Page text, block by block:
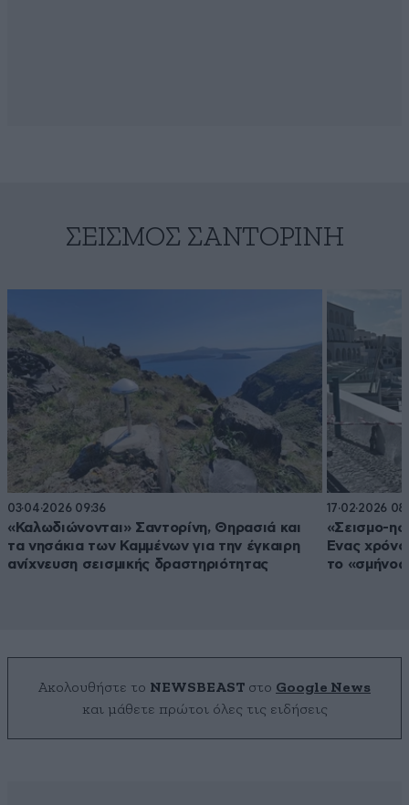
ΣΕΙΣΜΌΣ ΣΑΝΤΟΡΊΝΗ
03·04·2026 09:36
«Καλωδιώνονται» Σαντορίνη, Θηρασιά και
τα νησάκια των Καμμένων για την έγκαιρη
ανίχνευση σεισμικής δραστηριότητας
17·02·2026
«Σεισμο-
Ένας
το «σμήνος
Ακολουθήστε το NEWSBEAST στο Google News
και μάθετε πρώτοι όλες τις ειδήσεις